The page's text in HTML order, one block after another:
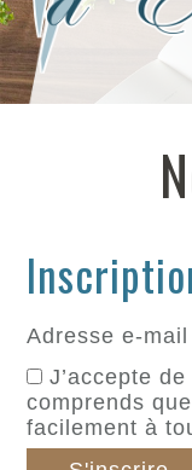
Adresse e-mail
J’accepte
comprends
facilement à